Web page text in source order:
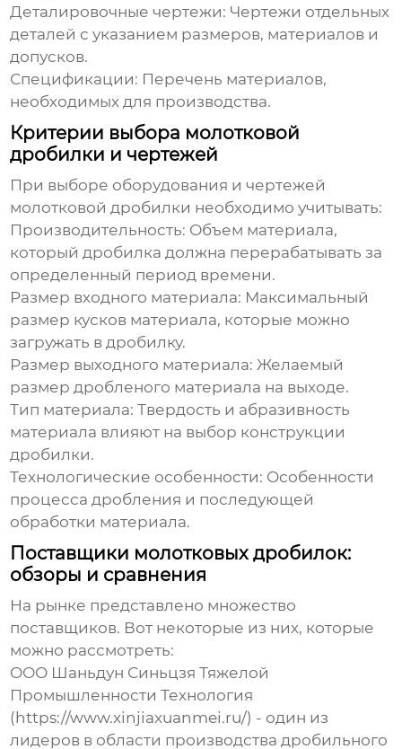
Деталировочные чертежи: Чертежи отдельных
деталей с указанием размеров, материалов и
допусков.
Спецификации: Перечень материалов,
необходимых для производства.
Критерии выбора молотковой
дробилки и чертежей
При выборе оборудования ичертежей
молотковой дробилки необходимо учитывать:
Производительность: Объем материала,
который дробилка должна перерабатывать за
определенный период времени.
Размер входного материала: Максимальный
размер кусков материала, которые можно
загружать в дробилку.
Размер выходного материала: Желаемый
размер дробленого материала на выходе.
Тип материала: Твердость и абразивность
материала влияют на выбор конструкции
дробилки.
Технологические особенности: Особенности
процесса дробления и последующей
обработки материала.
Поставщики молотковых дробилок:
обзоры и сравнения
На рынке представлено множество
поставщиков. Вот некоторые из них, которые
можно рассмотреть:
ООО Шаньдун Синьцзя Тяжелой
Промышленности Технология
( https://www.xinjiaxuanmei.ru/) - один из
лидеров в области производства дробильного